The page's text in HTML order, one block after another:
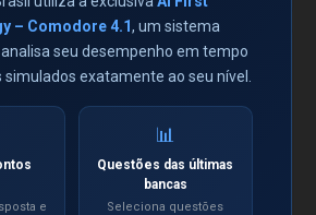
vez
após aprovação do pagamento
– Comodore 4.1, um sistema
seu desempenho em tempo
simulados exatamente ao seu nível.
e
📊
Questões das últimas
bancas
Seleciona questões